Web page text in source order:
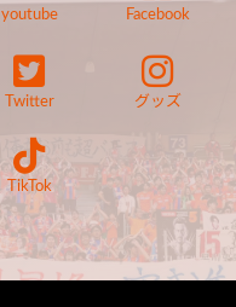
youtube Facebook
Twitter グッズ
TikTok